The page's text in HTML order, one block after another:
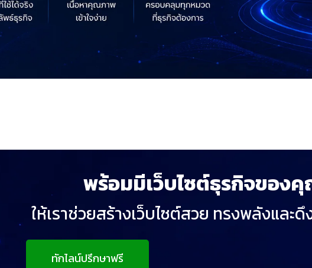
พร้อมมีเว็บไซต์ธุรกิจของ
ให้เราช่วยสร้างเว็บไซต์สวย ทรงพลังแล
ทักไลน์ปรึกษาฟรี